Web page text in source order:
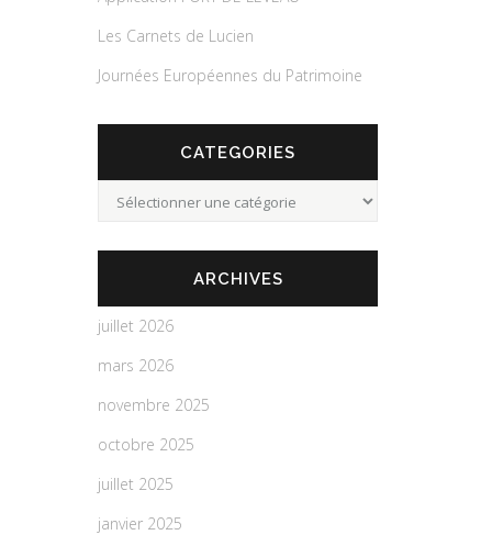
Les Carnets de Lucien
Journées Européennes du Patrimoine
CATEGORIES
ARCHIVES
juillet 2026
mars 2026
novembre 2025
octobre 2025
juillet 2025
janvier 2025